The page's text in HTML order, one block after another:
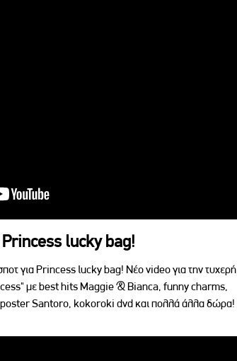
lucky bag!
για Princess lucky bag! Νέο video για την τυχερή
με best hits Maggie & Bianca, funny charms,
Santoro, kokoroki dvd και πολλά άλλα δώρα!